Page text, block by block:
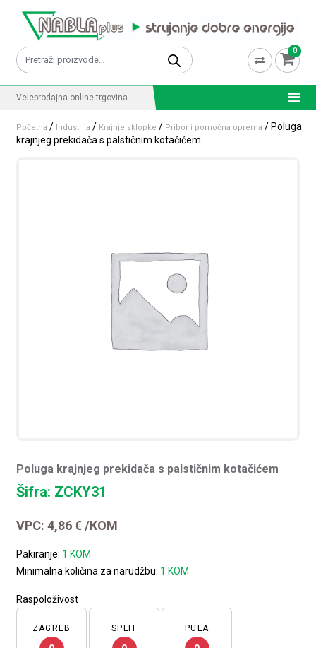
Pretraži: 0
Veleprodajna online trgovina
Početna / Industrija / Krajnje sklopke / Pribor i pomoćna oprema / Poluga
krajnjeg prekidača s palstičnim kotačićem
Poluga krajnjeg prekidača s palstičnim kotačićem
Šifra: ZCKY31
VPC:4,86€ /KOM
Pakiranje: 1 KOM
Minimalna količina za narudžbu: 1 KOM
Raspoloživost
ZAGREB SPLIT PULA